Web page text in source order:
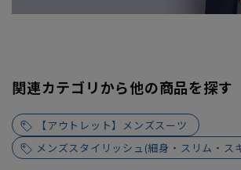
関連カテゴリから他の商品を探す
【アウトレット】メンズスーツ
メンズスタイリッシュ(細身・スリム・ス